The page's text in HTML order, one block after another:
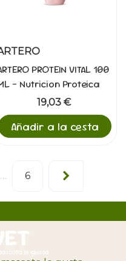
PROTEIN VITAL 100
- Nutricion Proteica
19,03 €
Añadir a la cesta
… 6